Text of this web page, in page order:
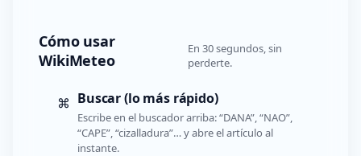
Cómo usar
WikiMeteo
En 30 segundos, sin
perderte.
⌘ Buscar (lo más rápido)
Escribe en el buscador arriba: “DANA”, “NAO”,
“CAPE”, “cizalladura”… y abre el artículo al
instante.